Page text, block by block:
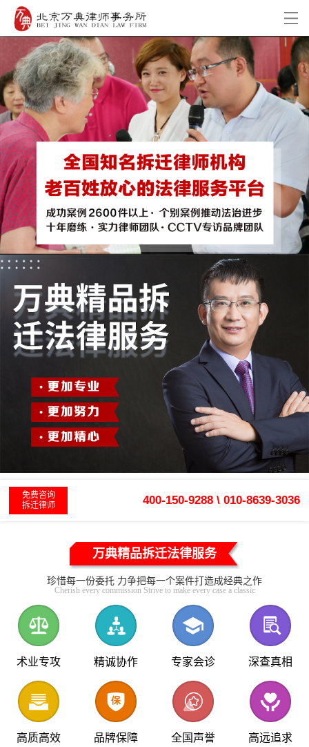
免费咨询
拆迁律师
400-150-9288 \ 010-8639-3036
万典精品拆迁法律服务
珍惜每一份委托 力争把每一个案件打造成经典之作
Cherish every commission Strive to make every case a classic
术业专攻 精诚协作 专家会诊 深查真相
高质高效 品牌保障 全国声誉 高远追求